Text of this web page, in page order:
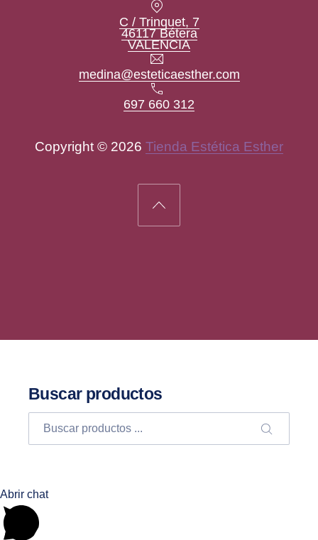
C / Trinquet, 7
46117 Bétera
VALENCIANew Window
Email
medina@esteticaesther.com
Teléfono
697 660 312
Copyright © 2026 Tienda Estética Esther
Back to Top
Buscar productos
Buscar
BUSCAR
Abrir chat